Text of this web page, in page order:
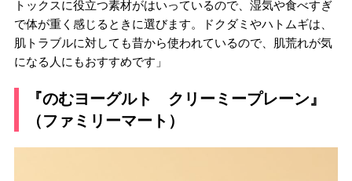
トックスに役立つ素材がはいっているので、湿気や食べすぎ
で体が重く感じるときに選びます。ドクダミやハトムギは、
肌トラブルに対しても昔から使われているので、肌荒れが気
になる人にもおすすめです」
『のむヨーグルト クリーミープレーン』
（ファミリーマート）